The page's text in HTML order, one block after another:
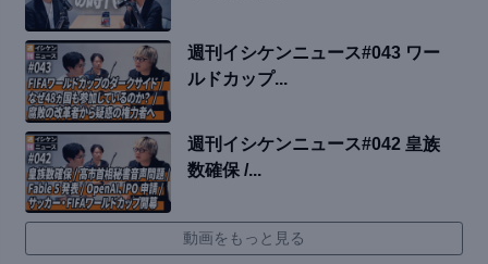
週刊イシケンニュース#043 ワー
ルドカップ...
週刊イシケンニュース#042 皇族
数確保 /...
動画をもっと見る